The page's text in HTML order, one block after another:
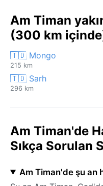
Am Timan
(300 km
🇹🇩 Mongo
215 km
🇹🇩 Sarh
296 km
Am Timan'de
Sıkça Sorulan
Am Timan'de şu an